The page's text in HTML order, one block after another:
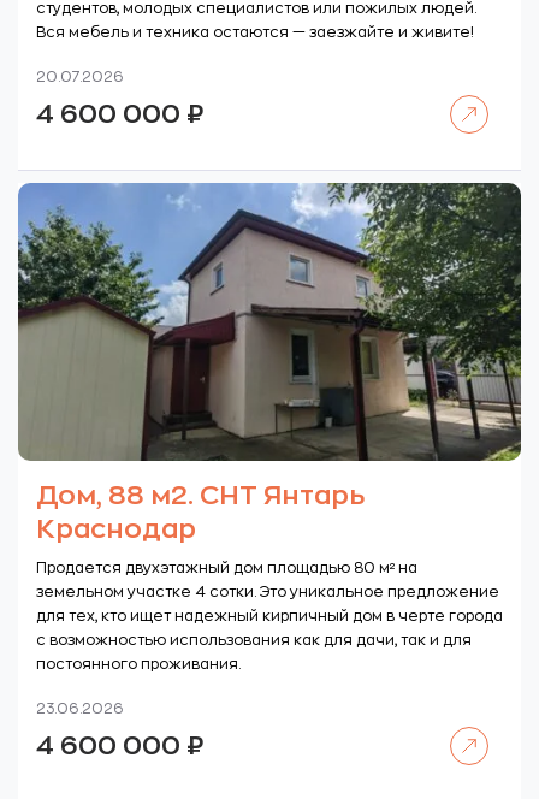
студентов, молодых специалистов или пожилых людей.
Вся мебель и техника остаются — заезжайте и живите!
20.07.2026
4 600 000 ₽
Дом, 88 м2. СНТ Янтарь
Краснодар
Продается двухэтажный дом площадью 80 м² на
земельном участке 4 сотки. Это уникальное предложение
для тех, кто ищет надежный кирпичный дом в черте города
с возможностью использования как для дачи, так и для
постоянного проживания.
23.06.2026
4 600 000 ₽